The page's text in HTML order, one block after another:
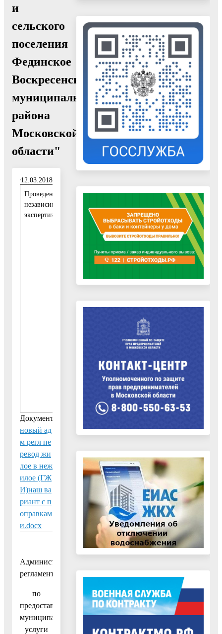
и
сельского
поселения
Фединское
Воскресенского
муниципального
района
Московской
области"
12.03.2018
Проведение
независимой
экспертизы:
Документ:
новый ад
м регл пе
ревод жи
лое в неж
илое (ГЖ
И)наш ва
риант с п
оправкам
и.docx
Административный
регламент
по
предоставлению
муниципальной
услуги